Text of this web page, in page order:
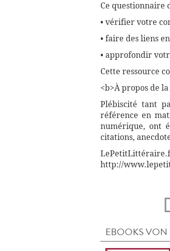
Ce questionnaire
• vérifier votre
• faire des liens
• approfondir
Cette ressource
<b>À propos de
Plébiscité tant
référence en
numérique, ont
citations,
http://
EBOOKS VON